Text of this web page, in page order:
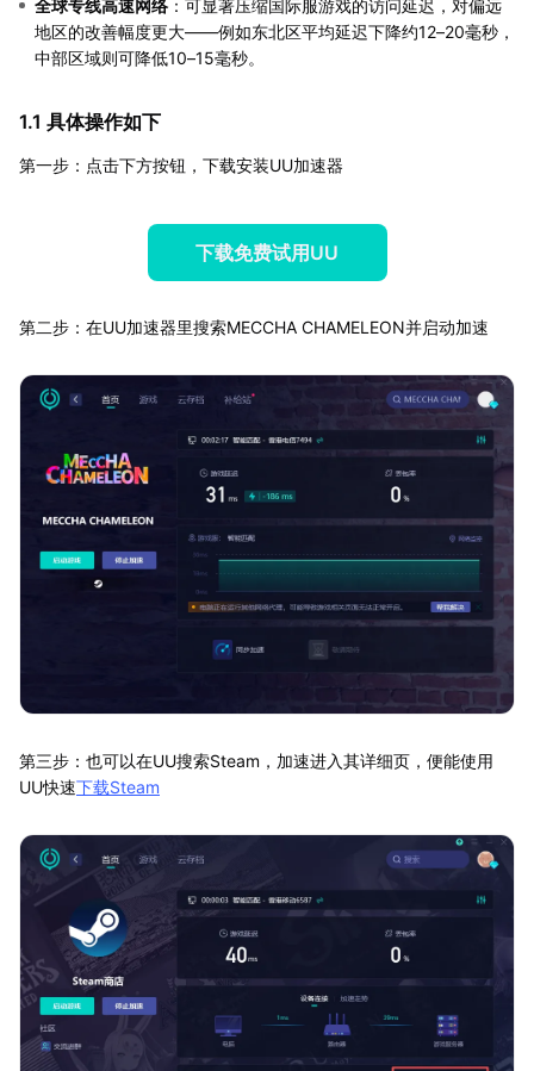
全球专线高速网络 ：可显著压缩国际服游戏的访问延迟，对偏远
地区的改善幅度更大——例如东北区平均延迟下降约12–20毫秒，
中部区域则可降低10–15毫秒。
1.1 具体操作如下
第一步：点击下方按钮，下载安装UU加速器
下载免费试用UU
第二步：在UU加速器里搜索MECCHA CHAMELEON并启动加速
第三步：也可以在UU搜索Steam，加速进入其详细页，便能使用
UU快速下载Steam